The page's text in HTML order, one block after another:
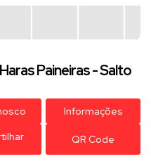
Paineiras - Salto
Informações
QR Code